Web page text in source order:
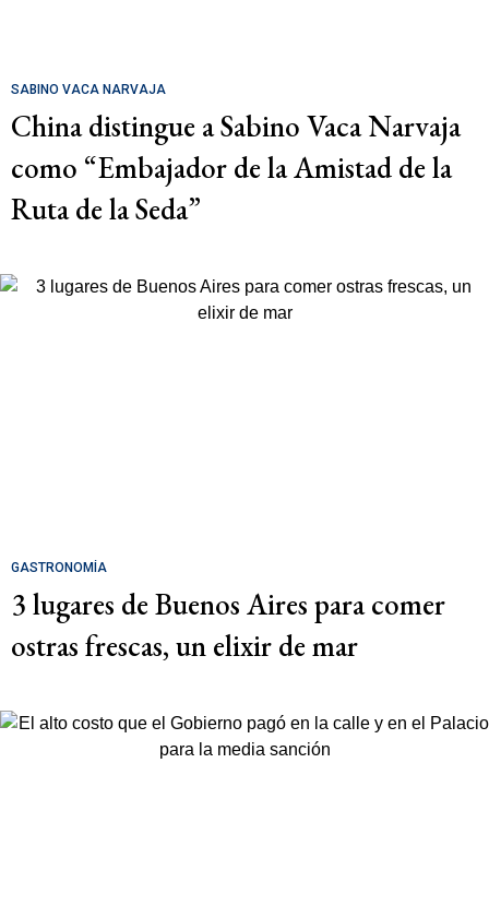
SABINO VACA NARVAJA
China distingue a Sabino Vaca Narvaja
como “Embajador de la Amistad de la
Ruta de la Seda”
GASTRONOMÍA
3 lugares de Buenos Aires para comer
ostras frescas, un elixir de mar